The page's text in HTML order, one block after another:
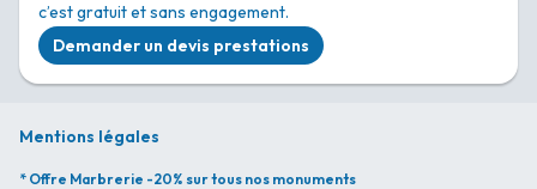
c’est gratuit et sans engagement.
Demander un devis prestations
Mentions légales
* Offre Marbrerie -20% sur tous nos monuments